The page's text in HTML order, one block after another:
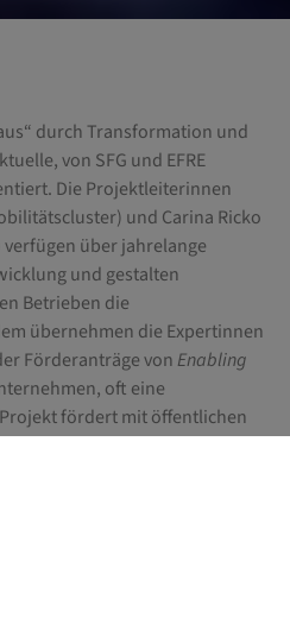
durch Transformation und
von SFG und EFRE
Die Projektleiterinnen
und Carina Ricko
über jahrelange
und gestalten
Betrieben die
übernehmen die Expertinnen
Förderanträge von Enabling
oft eine
fördert mit öffentlichen